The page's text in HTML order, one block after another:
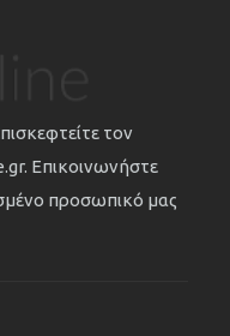
τον
Επικοινωνήστε
προσωπικό μας